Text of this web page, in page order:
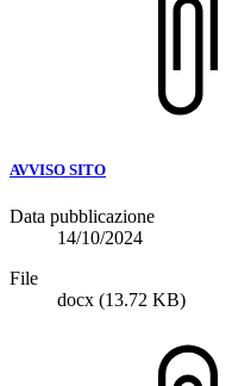
AVVISO SITO
Data pubblicazione
14/10/2024
File
docx (13.72 KB)